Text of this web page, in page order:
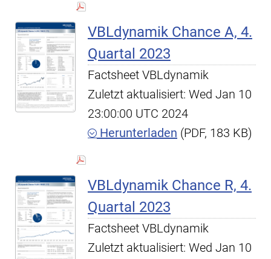
VBLdynamik Chance A, 4.
Quartal 2023
Factsheet VBLdynamik
Zuletzt aktualisiert: Wed Jan 10
23:00:00 UTC 2024
Herunterladen (PDF, 183 KB)
VBLdynamik Chance R, 4.
Quartal 2023
Factsheet VBLdynamik
Zuletzt aktualisiert: Wed Jan 10